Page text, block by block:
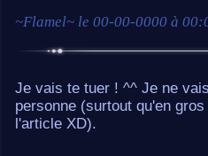
~Flamel~ le 00-00-0000 à
Je vais te tuer ! ^^ Je ne
personne (surtout qu'en
l'article XD).